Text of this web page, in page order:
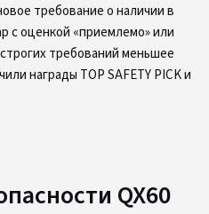
требование о наличии в
с оценкой «приемлемо» или
требований меньшее
награды TOP SAFETY PICK и
QX60